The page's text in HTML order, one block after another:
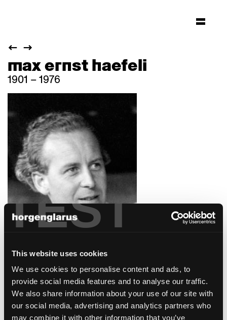
TEST
This website uses cookies
We use cookies to personalise content and ads, to
provide social media features and to analyse our traffic.
We also share information about your use of our site with
our social media, advertising and analytics partners who
may combine it with other information that you’ve
max ernst haefeli
1901 – 1976
Architekt, Möbelgestalter und massgeblicher
Vertreter des Neuen Bauens in Zürich.
Studium an der Architekturabteilung der
ETH Zürich. Nach Anstellungen bei Otto